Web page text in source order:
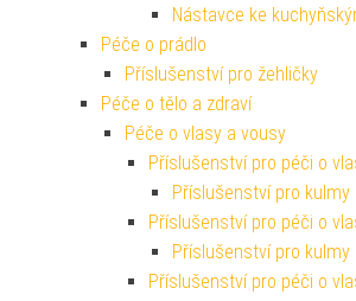
Nástavce ke
Péče o prádlo
Příslušenství pro žehličky
Péče o tělo a zdraví
Péče o vlasy a vousy
Příslušenství pro péči o
Příslušenství pro kulmy
Příslušenství pro péči o
Příslušenství pro kulmy
Příslušenství pro péči o